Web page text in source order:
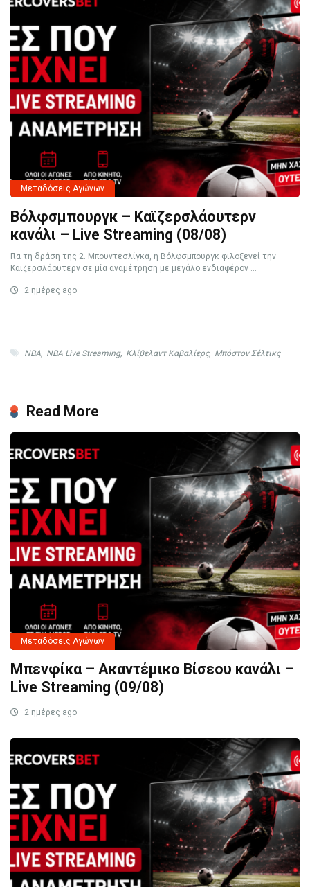
Μεταδόσεις Αγώνων
Βόλφσμπουργκ – Καϊζερσλάουτερν
κανάλι – Live Streaming (08/08)
Για τη δράση της 2. Μπουντεσλίγκα, η Βόλφσμπουργκ φιλοξενεί την
Καϊζερσλάουτερν σε μία αναμέτρηση με μεγάλο ενδιαφέρον ...
2 ημέρες ago
NBA, NBA Live Streaming, Κλίβελαντ Καβαλίερς, Μπόστον Σέλτικς
Read More
Μεταδόσεις Αγώνων
Μπενφίκα – Ακαντέμικο Βίσεου κανάλι –
Live Streaming (09/08)
2 ημέρες ago